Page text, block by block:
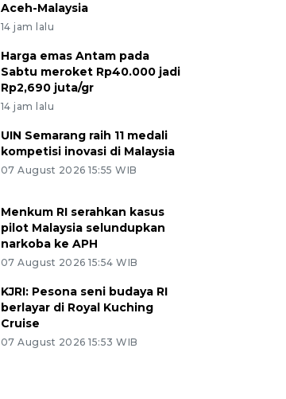
Aceh-Malaysia
14 jam lalu
Harga emas Antam pada
Sabtu meroket Rp40.000 jadi
Rp2,690 juta/gr
14 jam lalu
UIN Semarang raih 11 medali
kompetisi inovasi di Malaysia
07 August 2026 15:55 WIB
Menkum RI serahkan kasus
pilot Malaysia selundupkan
narkoba ke APH
07 August 2026 15:54 WIB
KJRI: Pesona seni budaya RI
berlayar di Royal Kuching
Cruise
07 August 2026 15:53 WIB